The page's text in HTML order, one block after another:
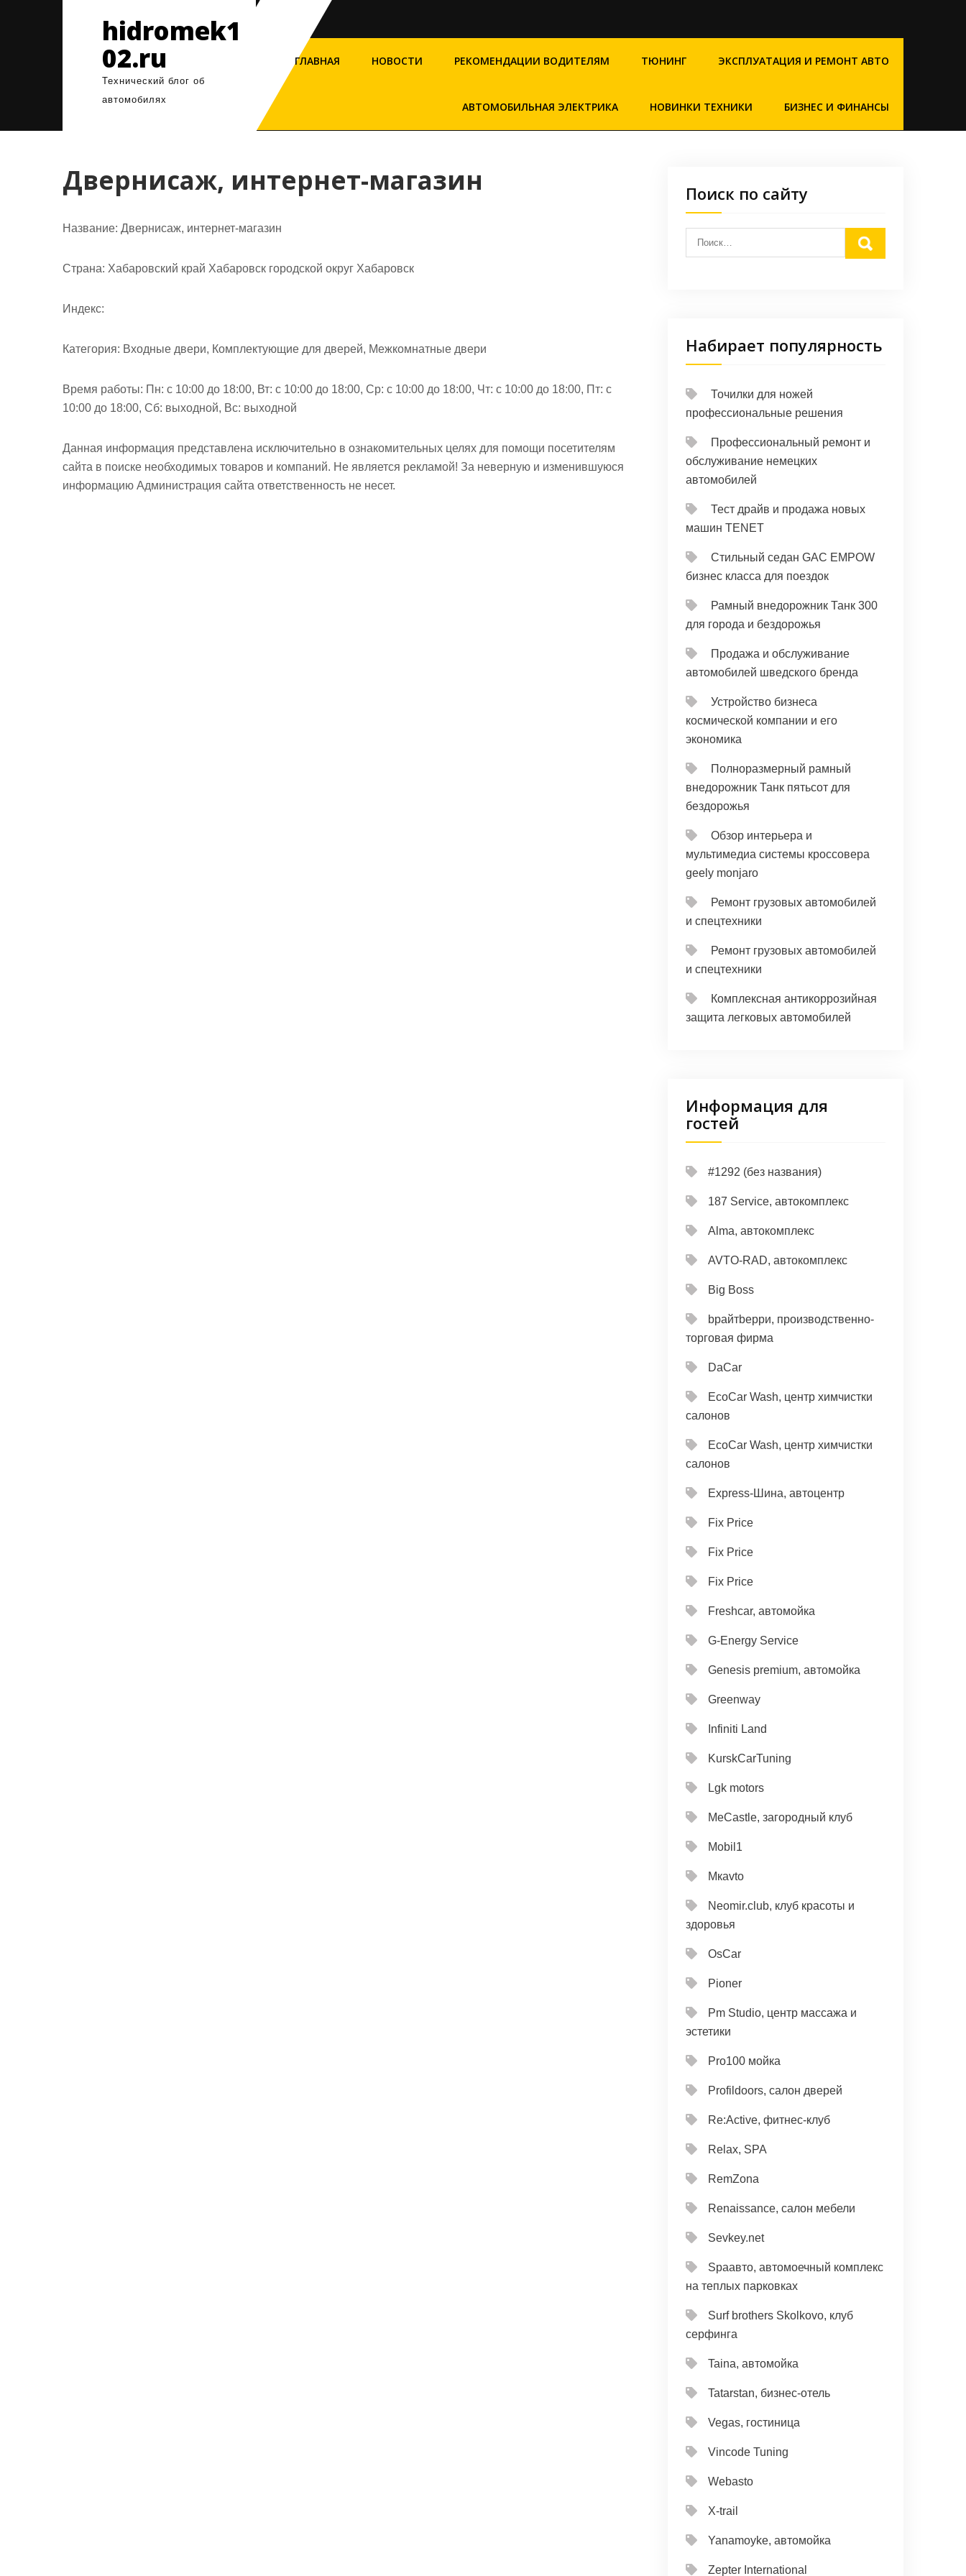
hidromek1
02.ru
Технический блог об
автомобилях
ГЛАВНАЯ НОВОСТИ РЕКОМЕНДАЦИИ ВОДИТЕЛЯМ ТЮНИНГ ЭКСПЛУАТАЦИЯ И РЕМОНТ АВТО
АВТОМОБИЛЬНАЯ ЭЛЕКТРИКА НОВИНКИ ТЕХНИКИ БИЗНЕС И ФИНАНСЫ
Двернисаж, интернет-магазин
Название: Двернисаж, интернет-магазин
Страна: Хабаровский край Хабаровск городской округ Хабаровск
Индекс:
Категория: Входные двери, Комплектующие для дверей, Межкомнатные двери
Время работы: Пн: с 10:00 до 18:00, Вт: с 10:00 до 18:00, Ср: с 10:00 до 18:00, Чт: с 10:00 до 18:00, Пт: с
10:00 до 18:00, Сб: выходной, Вс: выходной
Данная информация представлена исключительно в ознакомительных целях для помощи посетителям
сайта в поиске необходимых товаров и компаний. Не является рекламой! За неверную и изменившуюся
информацию Администрация сайта ответственность не несет.
Поиск по сайту
Набирает популярность
Точилки для ножей
профессиональные решения
Профессиональный ремонт и
обслуживание немецких
автомобилей
Тест драйв и продажа новых
машин TENET
Стильный седан GAC EMPOW
бизнес класса для поездок
Рамный внедорожник Танк 300
для города и бездорожья
Продажа и обслуживание
автомобилей шведского бренда
Устройство бизнеса
космической компании и его
экономика
Полноразмерный рамный
внедорожник Танк пятьсот для
бездорожья
Обзор интерьера и
мультимедиа системы кроссовера
geely monjaro
Ремонт грузовых автомобилей
и спецтехники
Ремонт грузовых автомобилей
и спецтехники
Комплексная антикоррозийная
защита легковых автомобилей
Информация для
гостей
#1292 (без названия)
187 Service, автокомплекс
Alma, автокомплекс
AVTO-RAD, автокомплекс
Big Boss
bрайтbерри, производственно-
торговая фирма
DaCar
EcoCar Wash, центр химчистки
салонов
EcoCar Wash, центр химчистки
салонов
Express-Шина, автоцентр
Fix Price
Fix Price
Fix Price
Freshcar, автомойка
G-Energy Service
Genesis premium, автомойка
Greenway
Infiniti Land
KurskCarTuning
Lgk motors
MeCastle, загородный клуб
Mobil1
Mкavto
Neomir.club, клуб красоты и
здоровья
OsCar
Pioner
Pm Studio, центр массажа и
эстетики
Pro100 мойка
Profildoors, салон дверей
Re:Active, фитнес-клуб
Relax, SPA
RemZona
Renaissance, салон мебели
Sevkey.net
Spaавто, автомоечный комплекс
на теплых парковках
Surf brothers Skolkovo, клуб
серфинга
Taina, автомойка
Tatarstan, бизнес-отель
Vegas, гостиница
Vincode Tuning
Webasto
X-trail
Yanamoyke, автомойка
Zepter International